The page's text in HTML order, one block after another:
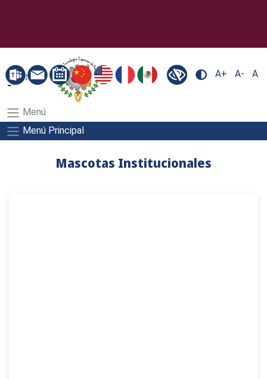
A+ A- A
Menú
Menú Principal
Mascotas Institucionales